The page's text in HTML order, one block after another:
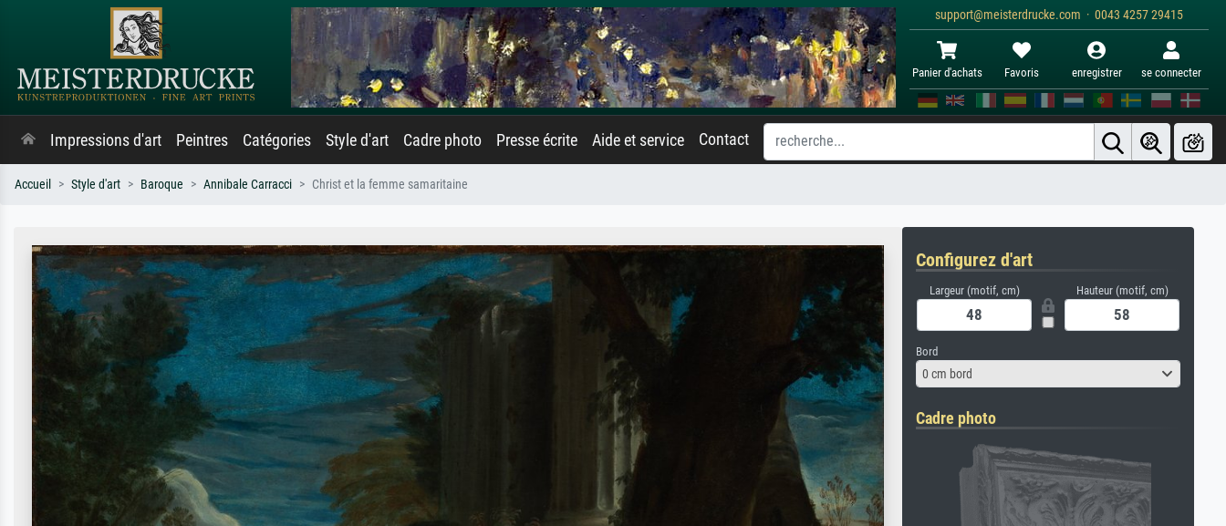
support@meisterdrucke.com · 0043 4257 29415
Panier d'achats Favoris enregistrer se connecter
Impressions d'art Peintres Catégories Style d'art Cadre photo Presse écrite Aide et service Contact
Accueil Style d'art Baroque Annibale Carracci Christ et la femme samaritaine
Configurez d'art
Largeur (motif, cm) Hauteur (motif, cm)
Bord
0 cm bord
Cadre photo